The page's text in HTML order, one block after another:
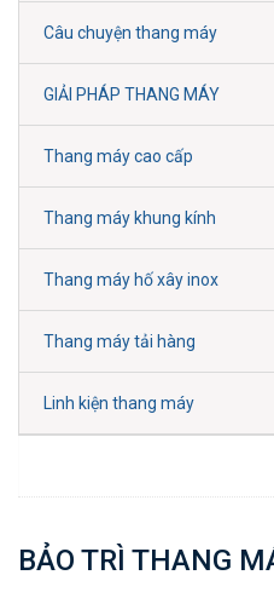
Câu chuyện thang máy
GIẢI PHÁP THANG MÁY
Thang máy cao cấp
Thang máy khung kính
Thang máy hố xây inox
Thang máy tải hàng
Linh kiện thang máy
BẢO TRÌ THANG